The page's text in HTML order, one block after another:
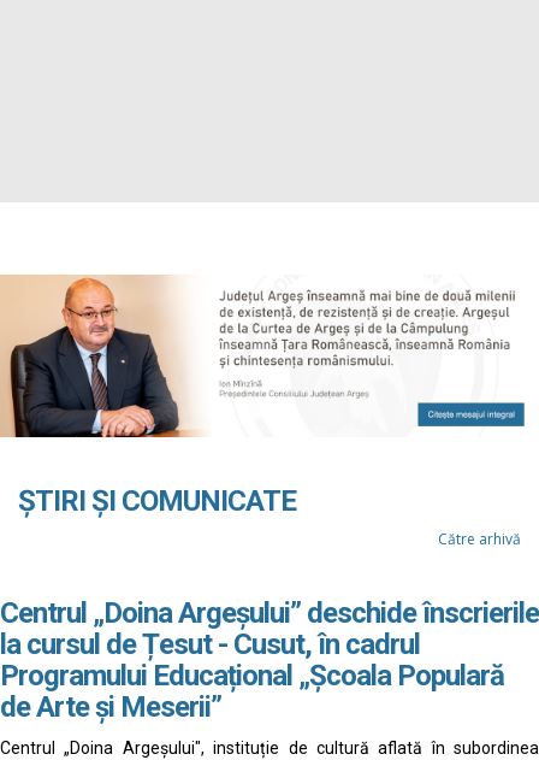
ȘTIRI ȘI COMUNICATE
Către arhivă
Centrul „Doina Argeșului” deschide înscrierile
la cursul de Țesut - Cusut, în cadrul
Programului Educațional „Școala Populară
de Arte și Meserii”
Centrul „Doina Argeșului", instituție de cultură aflată în subordinea